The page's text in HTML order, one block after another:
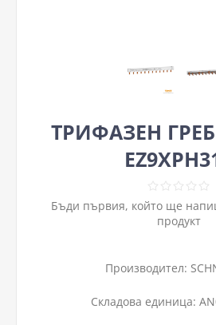
ТРИФАЗЕН
Бъди първия, който ще
продукт
Производител:
Складова единица: